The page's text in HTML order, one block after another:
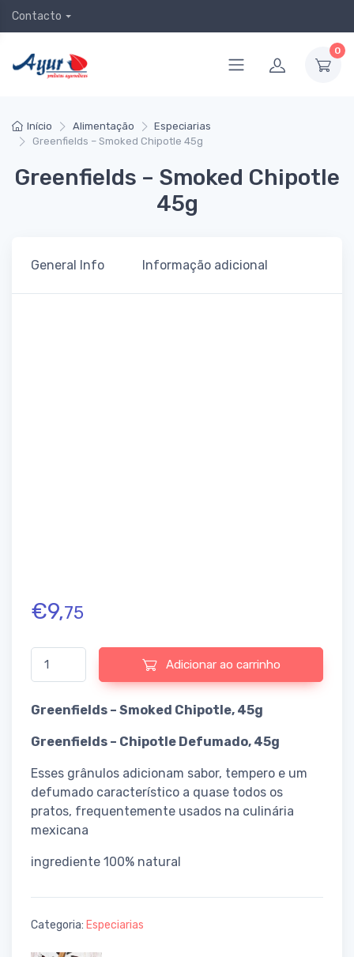
Contacto
0
Início Alimentação
Especiarias
Greenfields – Smoked Chipotle 45g
Greenfields – Smoked Chipotle
45g
General Info Informação adicional
€9,75
Quantidade de Greenfields - Smoked Chipotle 45g
Adicionar ao carrinho
Greenfields – Smoked Chipotle, 45g
Greenfields – Chipotle Defumado, 45g
Esses grânulos adicionam sabor, tempero e um
defumado característico a quase todos os
pratos, frequentemente usados na culinária
mexicana
ingrediente 100% natural
Categoria: Especiarias